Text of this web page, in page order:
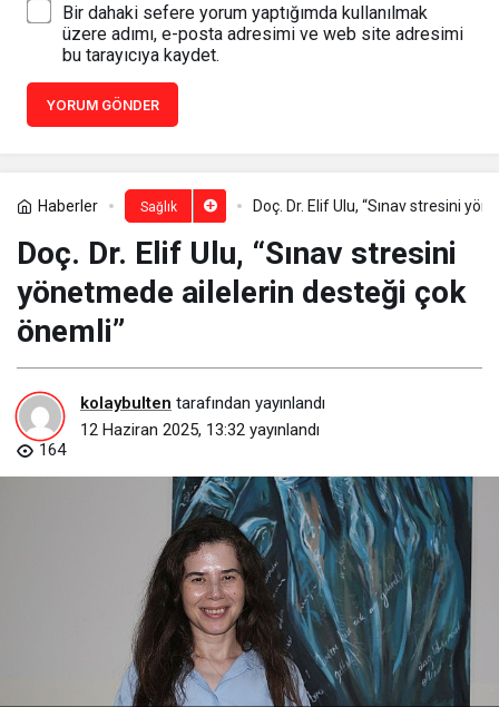
Bir dahaki sefere yorum yaptığımda kullanılmak
üzere adımı, e-posta adresimi ve web site adresimi
bu tarayıcıya kaydet.
YORUM GÖNDER
Haberler Sağlık Doç. Dr. Elif Ulu, “Sınav stresini
Doç. Dr. Elif Ulu, “Sınav stresini
yönetmede ailelerin desteği çok
önemli”
kolaybulten tarafından yayınlandı
12 Haziran 2025, 13:32 yayınlandı
164